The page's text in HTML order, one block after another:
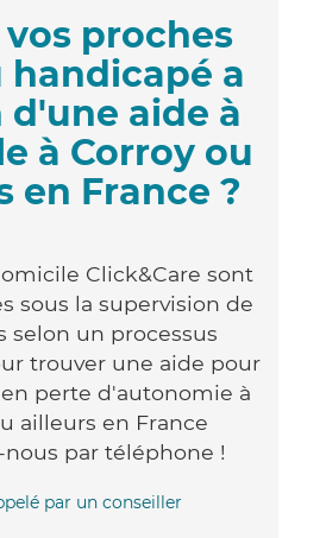
proches
handicapé a
d'une aide à
à Corroy ou
en France ?
Click&Care sont
sous la supervision de
selon un processus
trouver une aide pour
perte d'autonomie à
ailleurs en France
par téléphone !
par un conseiller